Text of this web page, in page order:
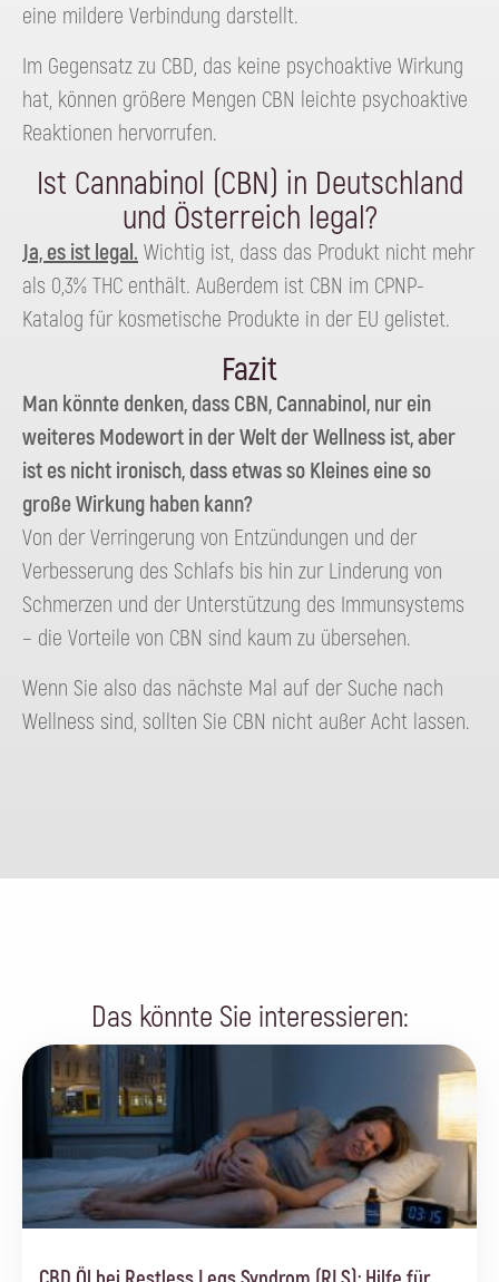
eine mildere Verbindung darstellt.
Im Gegensatz zu CBD, das keine psychoaktive Wirkung
hat, können größere Mengen CBN leichte psychoaktive
Reaktionen hervorrufen.
Ist Cannabinol (CBN) in Deutschland
und Österreich legal?
Ja, es ist legal. Wichtig ist, dass das Produkt nicht mehr
als 0,3% THC enthält. Außerdem ist CBN im CPNP-
Katalog für kosmetische Produkte in der EU gelistet.
Fazit
Man könnte denken, dass CBN, Cannabinol, nur ein
weiteres Modewort in der Welt der Wellness ist, aber
ist es nicht ironisch, dass etwas so Kleines eine so
große Wirkung haben kann?
Von der Verringerung von Entzündungen und der
Verbesserung des Schlafs bis hin zur Linderung von
Schmerzen und der Unterstützung des Immunsystems
– die Vorteile von CBN sind kaum zu übersehen.
Wenn Sie also das nächste Mal auf der Suche nach
Wellness sind, sollten Sie CBN nicht außer Acht lassen.
Das könnte Sie interessieren: